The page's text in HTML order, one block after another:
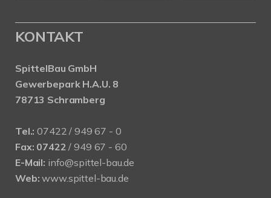
KONTAKT
SpittelBau GmbH
Gewerbepark H.A.U. 8
78713 Schramberg
Tel.: 07422 / 949 67 - 0
Fax: 07422 / 949 67 - 60
E-Mail: info@spittel-bau.de
Web: www.spittel-bau.de